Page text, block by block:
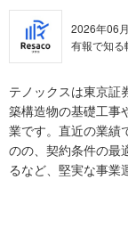
2026年06
有報で知る
テノックスは東京証
築構造物の基礎工事
業です。直近の業績
のの、契約条件の最
るなど、堅実な事業